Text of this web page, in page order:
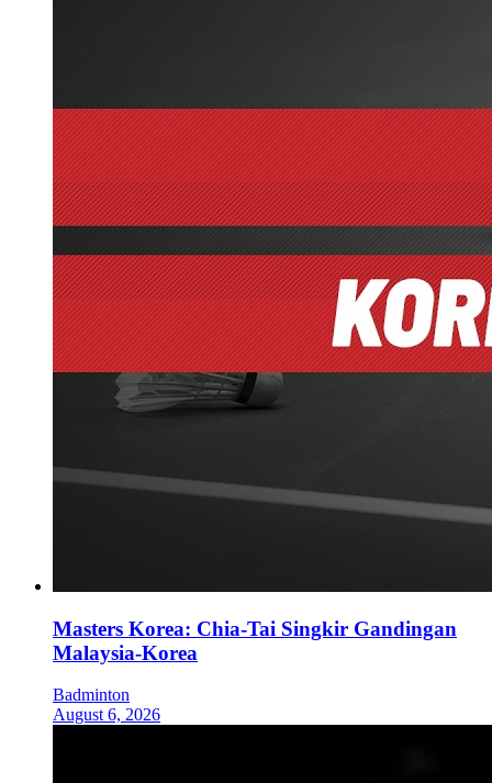
Masters Korea: Chia-Tai Singkir Gandingan
Malaysia-Korea
Badminton
August 6, 2026